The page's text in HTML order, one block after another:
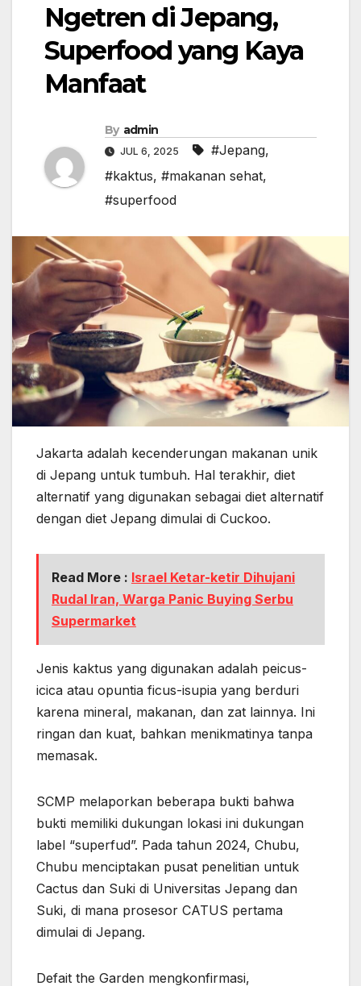
Ngetren di Jepang,
Superfood yang Kaya
Manfaat
By admin
JUL 6, 2025 #Jepang,
#kaktus, #makanan sehat,
#superfood
Jakarta adalah kecenderungan makanan unik
di Jepang untuk tumbuh. Hal terakhir, diet
alternatif yang digunakan sebagai diet alternatif
dengan diet Jepang dimulai di Cuckoo.
Read More : Israel Ketar-ketir Dihujani
Rudal Iran, Warga Panic Buying Serbu
Supermarket
Jenis kaktus yang digunakan adalah peicus-
icica atau opuntia ficus-isupia yang berduri
karena mineral, makanan, dan zat lainnya. Ini
ringan dan kuat, bahkan menikmatinya tanpa
memasak.
SCMP melaporkan beberapa bukti bahwa
bukti memiliki dukungan lokasi ini dukungan
label “superfud”. Pada tahun 2024, Chubu,
Chubu menciptakan pusat penelitian untuk
Cactus dan Suki di Universitas Jepang dan
Suki, di mana prosesor CATUS pertama
dimulai di Jepang.
Defait the Garden mengkonfirmasi,